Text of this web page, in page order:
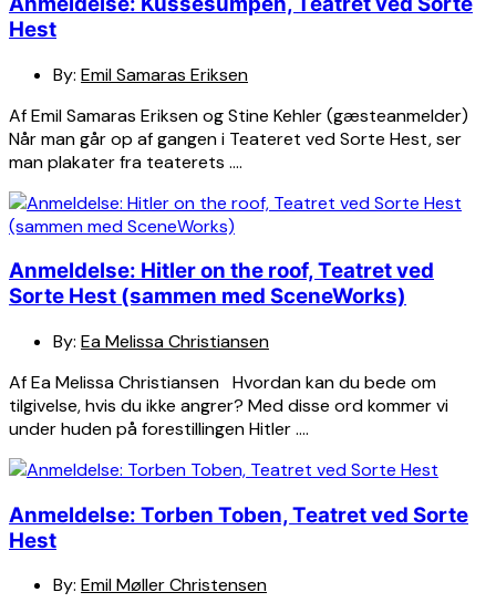
Hest
By: Emil Samaras Eriksen
Af Emil Samaras Eriksen og Stine Kehler (gæsteanmelder)
Når man går op af gangen i Teateret ved Sorte Hest, ser
man plakater fra teaterets ….
Anmeldelse: Hitler on the roof, Teatret ved
Sorte Hest (sammen med SceneWorks)
By: Ea Melissa Christiansen
Af Ea Melissa Christiansen Hvordan kan du bede om
tilgivelse, hvis du ikke angrer? Med disse ord kommer vi
under huden på forestillingen Hitler ….
Anmeldelse: Torben Toben, Teatret ved Sorte
Hest
By: Emil Møller Christensen